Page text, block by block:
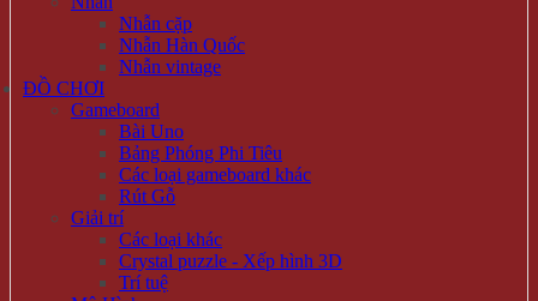
Nhẫn cặp
Nhẫn Hàn Quốc
Nhẫn vintage
ĐỒ CHƠI
Gameboard
Bài Uno
Bảng Phóng Phi Tiêu
Các loại gameboard khác
Rút Gỗ
Giải trí
Các loại khác
Crystal puzzle - Xếp hình 3D
Trí tuệ